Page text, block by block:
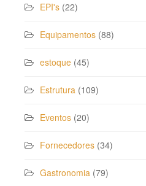
EPI's (22)
Equipamentos (88)
estoque (45)
Estrutura (109)
Eventos (20)
Fornecedores (34)
Gastronomia (79)